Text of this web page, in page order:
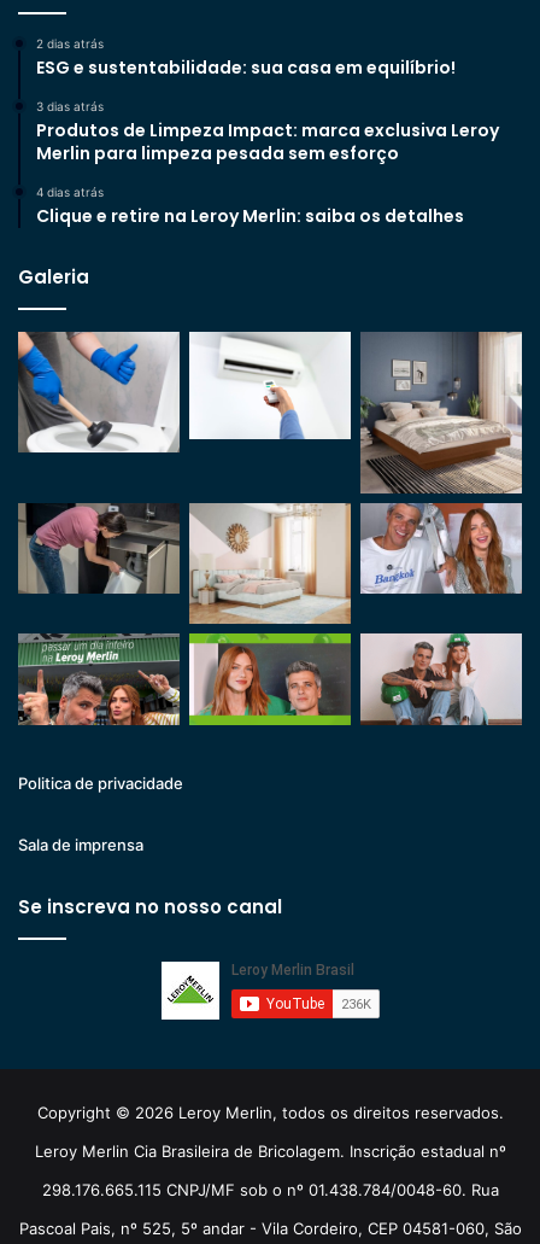
2 dias atrás
ESG e sustentabilidade: sua casa em equilíbrio!
3 dias atrás
Produtos de Limpeza Impact: marca exclusiva Leroy
Merlin para limpeza pesada sem esforço
4 dias atrás
Clique e retire na Leroy Merlin: saiba os detalhes
Galeria
Politica de privacidade
Sala de imprensa
Se inscreva no nosso canal
Copyright © 2026 Leroy Merlin, todos os direitos reservados.
Leroy Merlin Cia Brasileira de Bricolagem. Inscrição estadual nº
298.176.665.115 CNPJ/MF sob o nº 01.438.784/0048-60. Rua
Pascoal Pais, nº 525, 5º andar - Vila Cordeiro, CEP 04581-060, São